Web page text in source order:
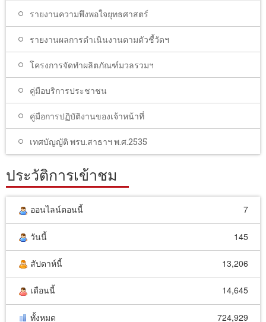
รายงานความพึงพอใจยุทธศาสตร์
รายงานผลการดำเนินงานตามตัวชี้วัดฯ
โครงการจัดทำผลิตภัณฑ์มวลรวมฯ
คู่มือบริการประชาชน
คู่มือการปฏิบัติงานของเจ้าหน้าที่
เทศบัญญัติ พรบ.สาธาฯ พ.ศ.2535
ประวัติการเข้าชม
ออนไลน์ตอนนี้ 7
วันนี้ 145
สัปดาห์นี้ 13,206
เดือนนี้ 14,645
ทั้งหมด 724,929